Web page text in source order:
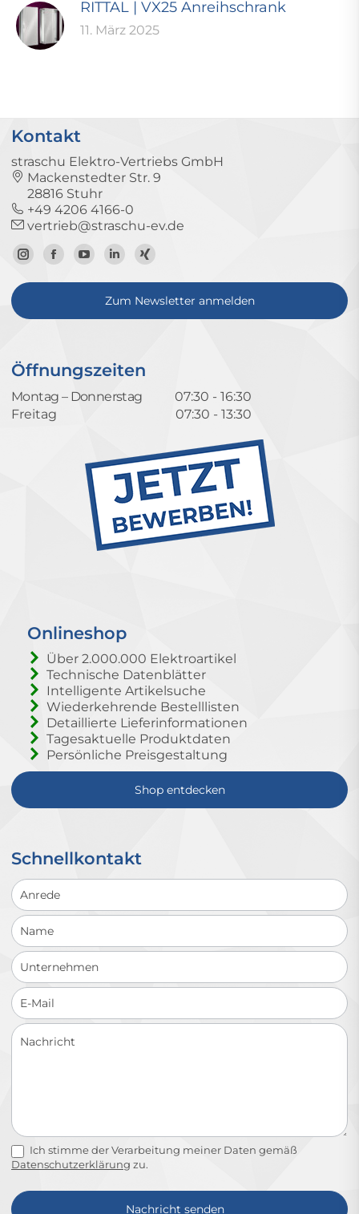
RITTAL | VX25 Anreihschrank
11. März 2025
Kontakt
straschu Elektro-Vertriebs GmbH
Mackenstedter Str. 9
28816 Stuhr
+49 4206 4166-0
vertrieb@straschu-ev.de
Zum
Instagram-
Zur
Facebook-
Zum
YouTube-
Kanal
Zum
LinkedIn-
Profil
Zum
Xing-
Profil
Zum Newsletter anmelden
Öffnungszeiten
Montag – Donnerstag
07:30 - 16:30
Freitag
07:30 - 13:30
Onlineshop
Über 2.000.000 Elektroartikel
Technische Datenblätter
Intelligente Artikelsuche
Wiederkehrende Bestelllisten
Detaillierte Lieferinformationen
Tagesaktuelle Produktdaten
Persönliche Preisgestaltung
Shop entdecken
Schnellkontakt
Schnellkontakt
Ich stimme der Verarbeitung meiner Daten gemäß
Datenschutzerklärung zu.
Nachricht senden